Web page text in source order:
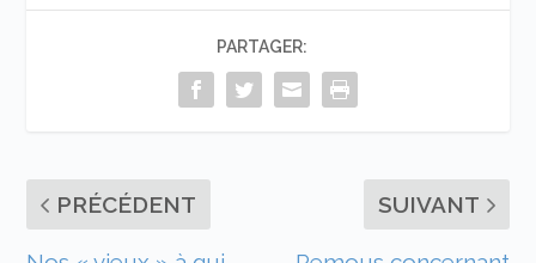
PARTAGER:
PRÉCÉDENT SUIVANT